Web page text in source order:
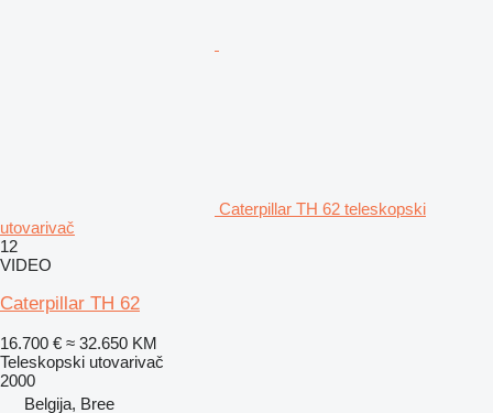
Caterpillar TH 62 teleskopski
utovarivač
12
VIDEO
Caterpillar TH 62
16.700 € ≈ 32.650 KM
Teleskopski utovarivač
2000
Belgija, Bree